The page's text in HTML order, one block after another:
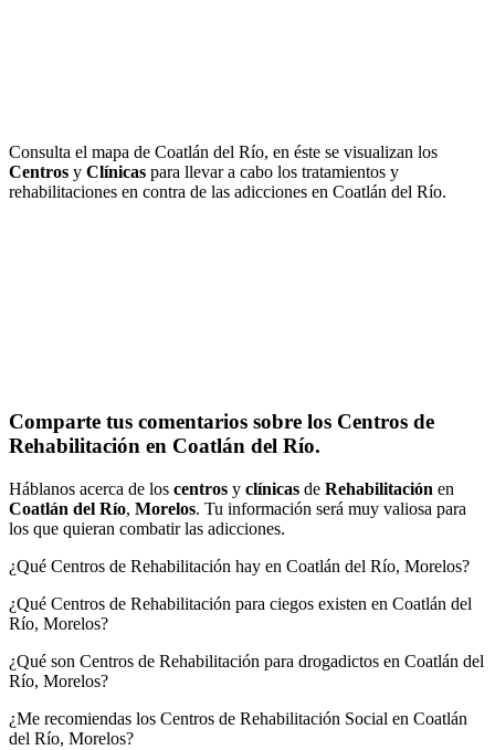
Consulta el mapa de Coatlán del Río, en éste se visualizan los
Centros y Clínicas para llevar a cabo los tratamientos y
rehabilitaciones en contra de las adicciones en Coatlán del Río.
Comparte tus comentarios sobre los Centros de
Rehabilitación en Coatlán del Río.
Háblanos acerca de los centros y clínicas de Rehabilitación en
Coatlán del Río, Morelos. Tu información será muy valiosa para
los que quieran combatir las adicciones.
¿Qué Centros de Rehabilitación hay en Coatlán del Río, Morelos?
¿Qué Centros de Rehabilitación para ciegos existen en Coatlán del
Río, Morelos?
¿Qué son Centros de Rehabilitación para drogadictos en Coatlán del
Río, Morelos?
¿Me recomiendas los Centros de Rehabilitación Social en Coatlán
del Río, Morelos?